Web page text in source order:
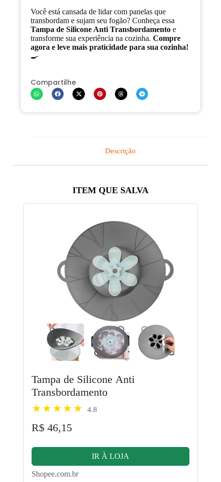
Você está cansada de lidar com panelas que
transbordam e sujam seu fogão? Conheça essa
Tampa de Silicone Anti Transbordamento e
transforme sua experiência na cozinha. Compre
agora e leve mais praticidade para sua cozinha!
🍳
Compartilhe
Descrição
ITEM QUE SALVA
Tampa de Silicone Anti
Transbordamento
4.8
R$ 46,15
IR À LOJA
Shopee.com.br